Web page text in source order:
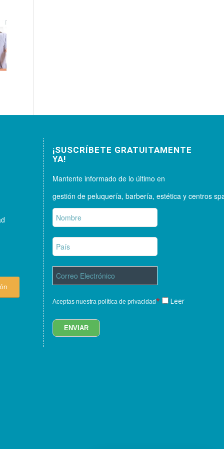
¡SUSCRÍBETE GRATUITAMENTE
YA!
Mantente informado de lo último en
gestión de peluquería, barbería, estética y centros
Aceptas nuestra política de privacidad* Leer